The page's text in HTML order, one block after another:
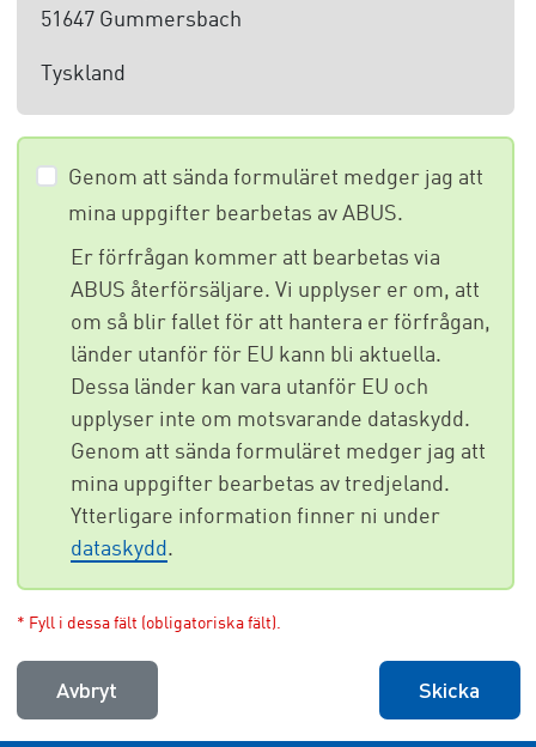
51647 Gummersbach
Tyskland
Genom att sända formuläret medger jag att
mina uppgifter bearbetas av ABUS.
Er förfrågan kommer att bearbetas via
ABUS återförsäljare. Vi upplyser er om, att
om så blir fallet för att hantera er förfrågan,
länder utanför för EU kann bli aktuella.
Dessa länder kan vara utanför EU och
upplyser inte om motsvarande dataskydd.
Genom att sända formuläret medger jag att
mina uppgifter bearbetas av tredjeland.
Ytterligare information finner ni under
dataskydd .
* Fyll i dessa fält (obligatoriska fält).
Avbryt Skicka